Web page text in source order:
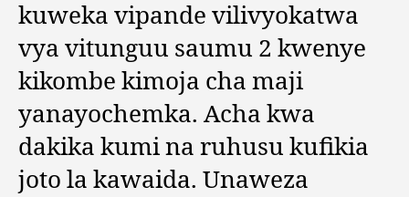
kuweka vipande vilivyokatwa
vya vitunguu saumu 2 kwenye
kikombe kimoja cha maji
yanayochemka. Acha kwa
dakika kumi na ruhusu kufikia
joto la kawaida. Unaweza